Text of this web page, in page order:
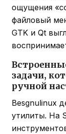
ощущения
файловый
GTK и Qt
задачи,
ручной
Besgnulinux
утилиты. На